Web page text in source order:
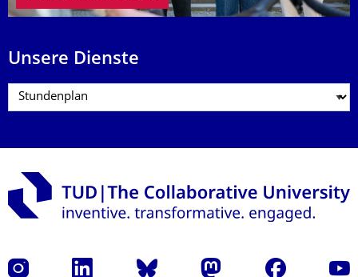
Unsere Dienste
Instagram LinkedIn Bluesky Mastodon Facebook